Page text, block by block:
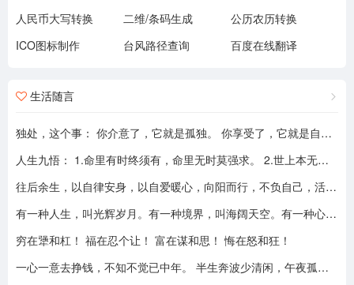
人民币大写转换
二维/条码生成
公历农历转换
ICO图标制作
台风路径查询 百度在线翻译
生活随言
独处，这个事： 你介意了，它就是孤独。 你享受了，它就是自由。
人生九悟： 1.命里有时终须有，命里无时莫强求。 2.世上本无事槦人自扰之。 3.睡前原谅一切，醒来不问过往。 4.平安健康是财富，无病无灾。 5.人心换人心，换不来就转身。 6.看破不说破，看透不说透。 7.得意时看淡，失意时看开。 8.知足常乐，一切随缘。 9.人生本过客，何须执着。
往后余生，以自律安身，以自爱暖心，向阳而行，不负自己，活成自己喜欢的模样！
有一种人生，叫光辉岁月。有一种境界，叫海阔天空。有一种心态，叫不可一世。 有一种亲情，叫真的爱你。有一种乡音，叫农民。 有一种爱情，叫喜欢你。 有一种路途，叫灰色轨迹。 有一种知己，叫情人。有一种情结，叫长城。 有一种和平，叫AMANI。 有一种行动，叫不再犹豫。 有一种父爱，叫大地。有一种孤独，叫冷雨夜。 有一种伤心，叫无尽空虚。 有一种无奈，叫岁月无声。有一种信仰，叫再见理想。有一种童真，叫月光光。有一种力量，叫冲开一切。有一种坚强，叫午夜怨曲。有一种感慨，叫谁伴我闯荡。 有一种坦然，叫无悔这一生。有一种思念，叫遥望。有一个歌手，叫黄家驹。 有一支乐队，叫BEYOND。三十多年，一晃而过！精神永留心间，致敬家驹！！
穷在犟和杠！ 福在忍个让！ 富在谋和思！ 悔在怒和狂！
一心一意去挣钱，不知不觉已中年。 半生奔波少清闲，午夜孤枕难入眠。 青山不老我不闲，一生忙碌为油盐。 风风雨雨几十载，转眼黄土埋胸前。 我笑青山颜不变，青山笑我已暮年。 如牛到老不得闲，得闲已与山共眠。 半生风雨半生寒，一杯浊酒敬流年。 回首过往半生路，七分酸楚三分甜。 岁月赠我两鬓霜，红尘赐我一身伤。 尝遍人间千般苦，颜衰依旧笑夕阳。